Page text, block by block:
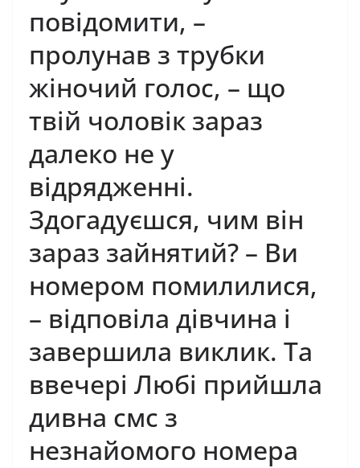
повідомити, –
пролунав з трубки
жіночий голос, – що
твій чоловік зараз
далеко не у
відрядженні.
Здогадуєшся, чим він
зараз зайнятий? – Ви
номером помилилися,
– відповіла дівчина і
завершила виклик. Та
ввечері Любі прийшла
дивна смс з
незнайомого номера